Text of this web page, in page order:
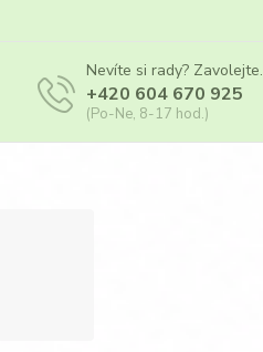
Nevíte si rady? Zavolejte.
+420 604 670 925
(Po-Ne, 8-17 hod.)